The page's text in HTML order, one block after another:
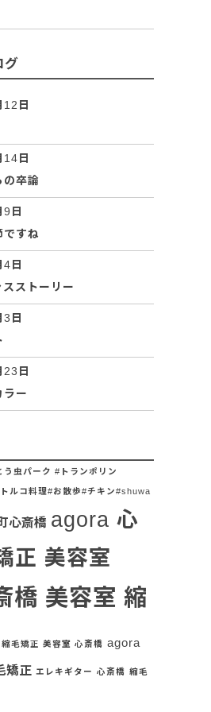
グ
日
日
の卒論
日
ですね
日
スストーリー
日
日
ラー
虫パーク #トランポリン
ルコ料理#お散歩#チキン#shuwa
心斎橋 agora 心
正 美容室
橋 美容室 縮
毛矯正 美容室 心斎橋 agora
矯正 エレキギター 心斎橋 縮毛